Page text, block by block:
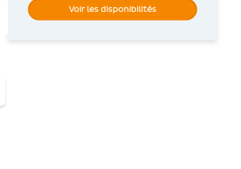
Voir les disponibilités